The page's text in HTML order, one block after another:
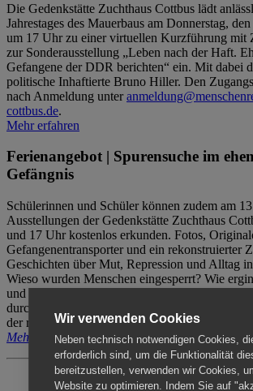
Die Gedenkstätte Zuchthaus Cottbus lädt
Jahrestages des Mauerbaus am Donnerstag,
um 17 Uhr zu einer virtuellen Kurzführung mit
zur Sonderausstellung „Leben nach der Haft.
Gefangene der DDR berichten“ ein. Mit dabei
politische Inhaftierte Bruno Hiller. Den
nach Anmeldung unter
cottbus.de.
Mehr erfahren
Ferienangebot | Spurensuche im
Gefängnis
Schülerinnen und Schüler können zudem am
Ausstellungen der Gedenkstätte Zuchthaus
und 17 Uhr kostenlos erkunden. Fotos,
Gefangenentransporter und ein rekonstruierter
Geschichten über Mut, Repression und Alltag
Wieso wurden Menschen eingesperrt? Wie
und nach der Haft? Der Besuch erfolgt
durch das Menschenrechtszentrum Cottbus.
der reguläre Eintritt (8€ / ermäßigt 5€).
Mehr erfahren
Wir verwenden Cookies
Neben technisch notwendigen Cookies,
erforderlich sind, um die Funktionalität
bereitzustellen, verwenden wir Cookies,
Website zu optimieren. Indem Sie auf